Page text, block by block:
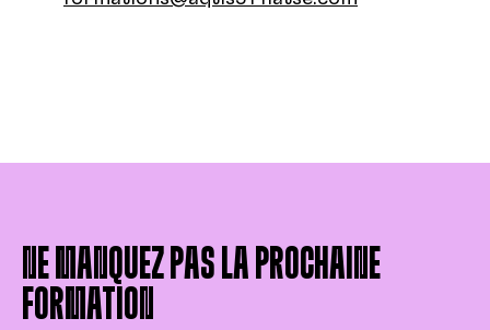
NE MANQUEZ PAS LA PROCHAINE
FORMATION